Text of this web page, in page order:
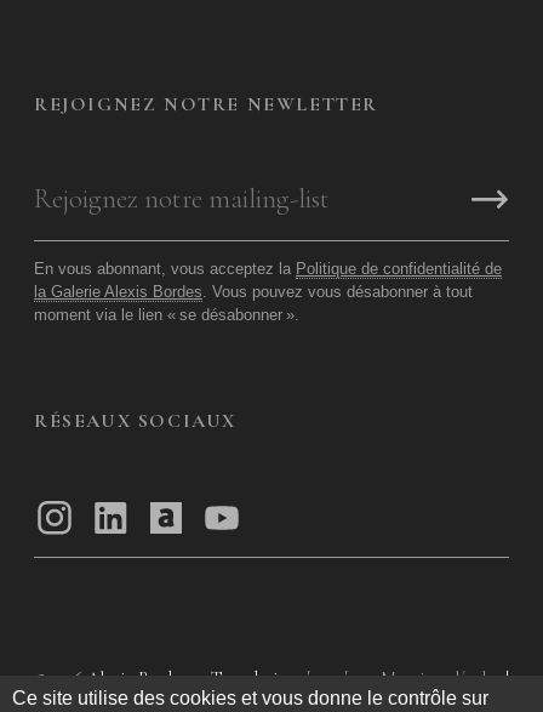
REJOIGNEZ NOTRE NEWLETTER
En vous abonnant, vous acceptez la Politique de confidentialité de
la Galerie Alexis Bordes. Vous pouvez vous désabonner à tout
moment via le lien « se désabonner ».
RÉSEAUX SOCIAUX
© 2026 Alexis Bordes — Tous droits réservés Mentions légales
|
Politique de confidentialité |Conditions Générales d’utilisation
Ce site utilise des cookies et vous donne le contrôle sur